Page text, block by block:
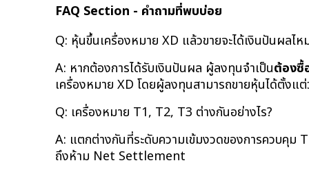
FAQ Section - คำถามที่พบบ่อย
Q: หุ้นขึ้นเครื่องหมาย XD แล้วขายจะได้เงินปันผลไห
A: หากต้องการได้รับเงินปันผล ผู้ลงทุนจำเป็นต้องซื้
เครื่องหมาย XD โดยผู้ลงทุนสามารถขายหุ้นได้ตั้งแ
Q: เครื่องหมาย T1, T2, T3 ต่างกันอย่างไร?
A: แตกต่างกันที่ระดับความเข้มงวดของการควบคุ
ถึงห้าม Net Settlement